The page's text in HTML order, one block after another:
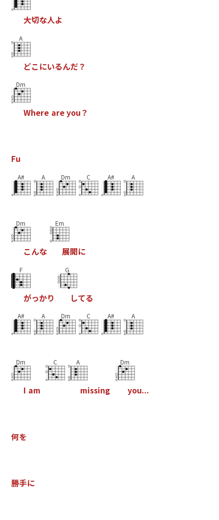
大切な人よ
A
どこ にいるんだ？
Dm
Where areyou ？
Fu
A# A Dm C A# A
Dm
こんな
Em
展開に
F
がっかり
G
してる
A# A Dm C A# A
Dm
I am
C A
missing
Dm
you...
何を
勝手に